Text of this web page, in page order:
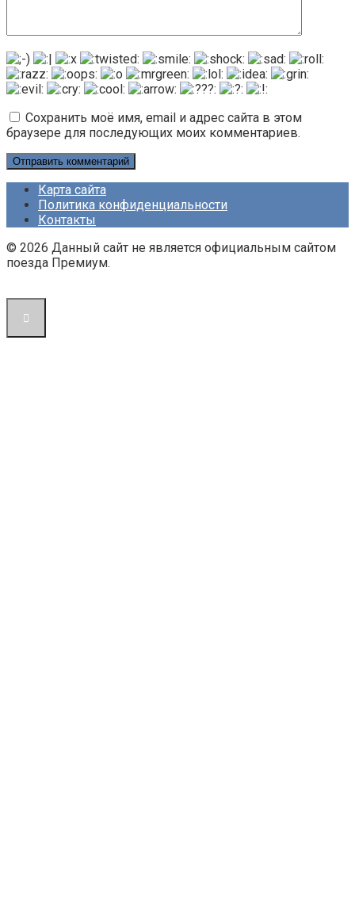
Сохранить моё имя, email и адрес сайта в этом
браузере для последующих моих комментариев.
Карта сайта
Политика конфиденциальности
Контакты
© 2026 Данный сайт не является официальным сайтом
поезда Премиум.